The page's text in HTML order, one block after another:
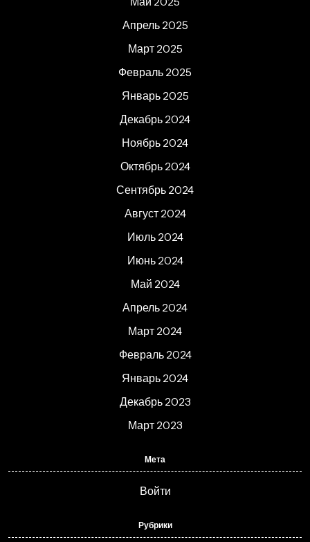
Апрель 2025
Март 2025
Февраль 2025
Январь 2025
Декабрь 2024
Ноябрь 2024
Октябрь 2024
Сентябрь 2024
Август 2024
Июль 2024
Июнь 2024
Май 2024
Апрель 2024
Март 2024
Февраль 2024
Январь 2024
Декабрь 2023
Март 2023
Мета
Войти
Рубрики